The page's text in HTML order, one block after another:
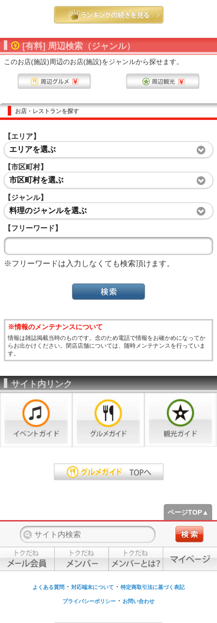
[有料] 周辺検索（ジャンル）
このお店(施設)周辺のお店(施設)をジャンルから探せます。
お店・レストランを探す
【エリア】
エリアを選ぶ
【市区町村】
市区町村を選ぶ
【ジャンル】
料理のジャンルを選ぶ
【フリーワード】
※フリーワードは入力しなくても検索頂けます。
※情報のメンテナンスについて
情報は雑誌掲載当時のものです。念のため電話で情報をお確かめになってか
らお出かけください。閉店店舗については、随時メンテナンスを行っていま
す。
サイト内リンク
ページTOP▲
よくある質問 ・ 対応端末について ・ 特定商取引法に基づく表記
プライバシーポリシー ・ お問い合わせ